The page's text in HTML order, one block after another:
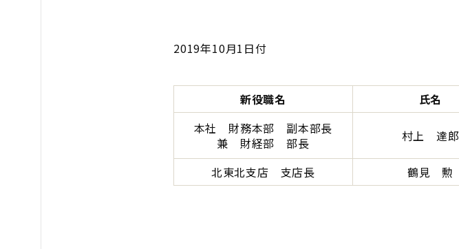
2019年10月1日付
新役職名 氏名
本社 財務本部 副本部長
兼 財経部 部長
村上 達郎
北東北支店 支店長 鶴見 勲